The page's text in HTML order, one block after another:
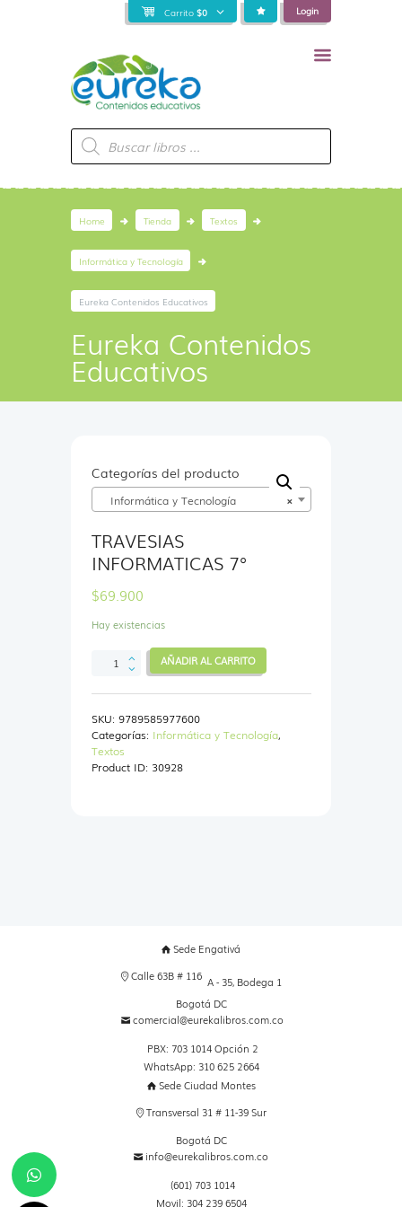
Carrito $0 Login
Búsqueda
de
productos
Home Tienda Textos
Informática y Tecnología
Eureka Contenidos Educativos
Eureka Contenidos
Educativos
Categorías del producto
×
Informática y Tecnología
TRAVESIAS
INFORMATICAS 7°
$69.900
Hay existencias
TRAVESIAS
INFORMATICAS
7°
AÑADIR AL CARRITO
SKU: 9789585977600
Categorías: Informática y Tecnología,
Textos
Product ID: 30928
Sede Engativá
Calle 63B # 116 A - 35, Bodega 1
Bogotá DC
comercial@eurekalibros.com.co
PBX: 703 1014 Opción 2
WhatsApp: 310 625 2664
Sede Ciudad Montes
Transversal 31 # 11-39 Sur
Bogotá DC
info@eurekalibros.com.co
(601) 703 1014
Movil: 304 239 6504